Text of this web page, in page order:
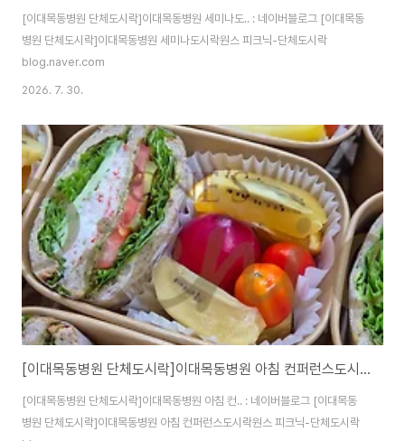
[이대목동병원 단체도시락]이대목동병원 세미나도.. : 네이버블로그 [이대목동
병원 단체도시락]이대목동병원 세미나도시락원스 피크닉-단체도시락
blog.naver.com
2026. 7. 30.
[이대목동병원 단체도시락]이대목동병원 아침 컨퍼런스도시락<목동도시락/단체도시락/도시락케이터링:원스피크닉>
[이대목동병원 단체도시락]이대목동병원 아침 컨.. : 네이버블로그 [이대목동
병원 단체도시락]이대목동병원 아침 컨퍼런스도시락원스 피크닉-단체도시락